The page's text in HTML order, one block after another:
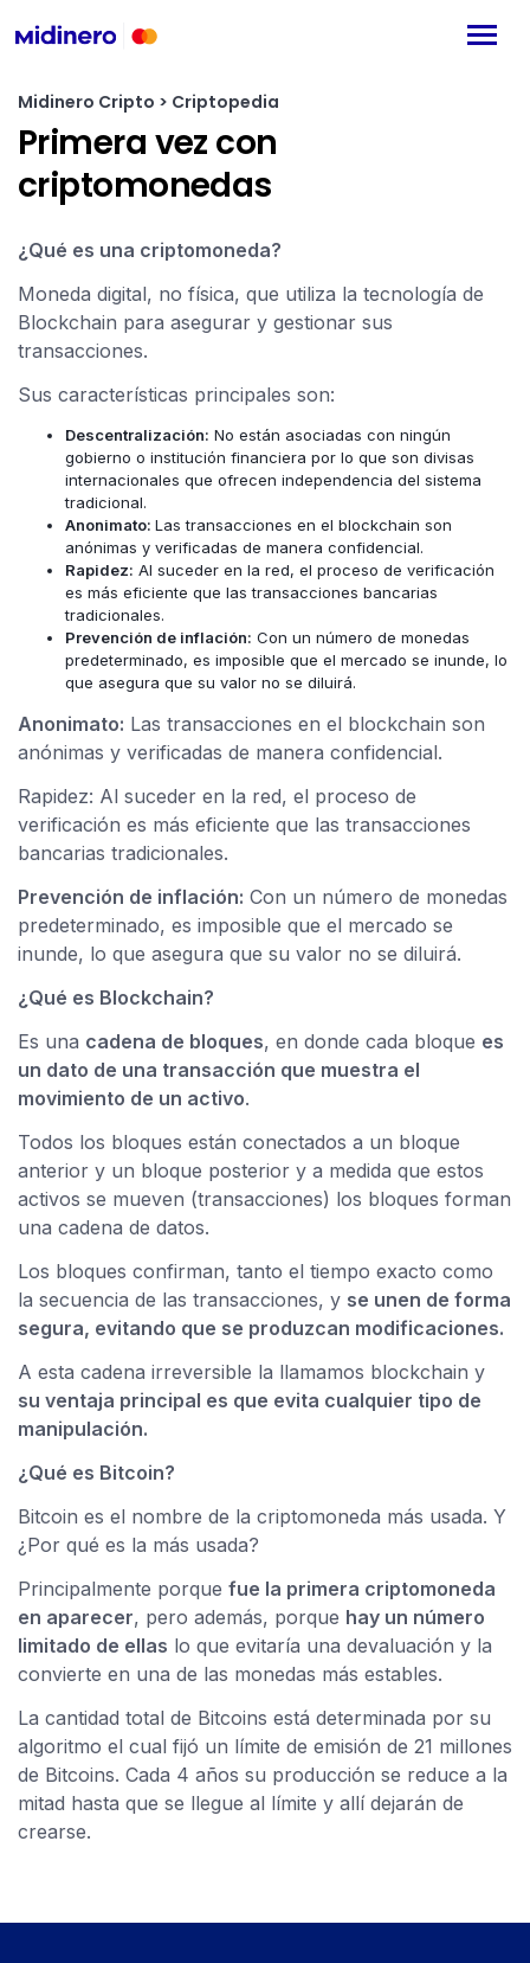
×
Consultá
tu
número
de
cuenta
Tipo
de
tarjeta*
Tipo de
documento
Número de
Midinero Cripto > Criptopedia
Primera vez con
criptomonedas
¿Qué es una criptomoneda?
Moneda digital, no física, que utiliza la tecnología de
Blockchain para asegurar y gestionar sus
transacciones.
Sus características principales son:
Descentralización: No están asociadas con ningún
gobierno o institución financiera por lo que son divisas
internacionales que ofrecen independencia del sistema
tradicional.
Anonimato: Las transacciones en el blockchain son
anónimas y verificadas de manera confidencial.
Rapidez: Al suceder en la red, el proceso de verificación
es más eficiente que las transacciones bancarias
tradicionales.
Prevención de inflación: Con un número de monedas
predeterminado, es imposible que el mercado se inunde, lo
que asegura que su valor no se diluirá.
Anonimato: Las transacciones en el blockchain son
anónimas y verificadas de manera confidencial.
Rapidez: Al suceder en la red, el proceso de
verificación es más eficiente que las transacciones
bancarias tradicionales.
Prevención de inflación: Con un número de monedas
predeterminado, es imposible que el mercado se
inunde, lo que asegura que su valor no se diluirá.
¿Qué es Blockchain?
Es una cadena de bloques, en donde cada bloque es
un dato de una transacción que muestra el
movimiento de un activo.
Todos los bloques están conectados a un bloque
anterior y un bloque posterior y a medida que estos
activos se mueven (transacciones) los bloques forman
una cadena de datos.
Los bloques confirman, tanto el tiempo exacto como
la secuencia de las transacciones, y se unen de forma
segura, evitando que se produzcan modificaciones.
A esta cadena irreversible la llamamos blockchain y
su ventaja principal es que evita cualquier tipo de
manipulación.
¿Qué es Bitcoin?
Bitcoin es el nombre de la criptomoneda más usada. Y
¿Por qué es la más usada?
Principalmente porque fue la primera criptomoneda
en aparecer, pero además, porque hay un número
limitado de ellas lo que evitaría una devaluación y la
convierte en una de las monedas más estables.
La cantidad total de Bitcoins está determinada por su
algoritmo el cual fijó un límite de emisión de 21 millones
de Bitcoins. Cada 4 años su producción se reduce a la
mitad hasta que se llegue al límite y allí dejarán de
crearse.